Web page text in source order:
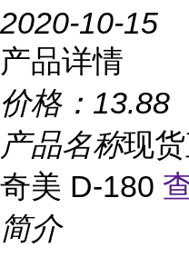
2020-10-15
产品详情
价格： 13.88
产品名称现
奇美 D-180
简介